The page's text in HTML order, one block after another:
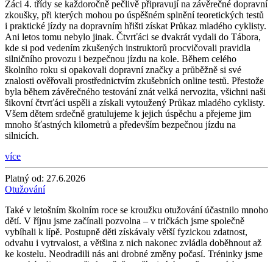
Žáci 4. třídy se každoročně pečlivě připravují na závěrečné dopravní
zkoušky, při kterých mohou po úspěšném splnění teoretických testů
i praktické jízdy na dopravním hřišti získat Průkaz mladého cyklisty.
Ani letos tomu nebylo jinak. Čtvrťáci se dvakrát vydali do Tábora,
kde si pod vedením zkušených instruktorů procvičovali pravidla
silničního provozu i bezpečnou jízdu na kole. Během celého
školního roku si opakovali dopravní značky a průběžně si své
znalosti ověřovali prostřednictvím zkušebních online testů. Přestože
byla během závěrečného testování znát velká nervozita, všichni naši
šikovní čtvrťáci uspěli a získali vytoužený Průkaz mladého cyklisty.
Všem dětem srdečně gratulujeme k jejich úspěchu a přejeme jim
mnoho šťastných kilometrů a především bezpečnou jízdu na
silnicích.
více
Platný od: 27.6.2026
Otužování
Také v letošním školním roce se kroužku otužování účastnilo mnoho
dětí. V říjnu jsme začínali pozvolna – v tričkách jsme společně
vybíhali k lípě. Postupně děti získávaly větší fyzickou zdatnost,
odvahu i vytrvalost, a většina z nich nakonec zvládla doběhnout až
ke kostelu. Neodradili nás ani drobné změny počasí. Tréninky jsme